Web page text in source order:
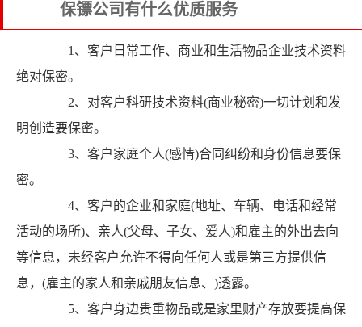
保镖公司有什么优质服务
1、客户日常工作、商业和生活物品企业技术资料
绝对保密。
2、对客户科研技术资料(商业秘密)一切计划和发
明创造要保密。
3、客户家庭个人(感情)合同纠纷和身份信息要保
密。
4、客户的企业和家庭(地址、车辆、电话和经常
活动的场所)、亲人(父母、子女、爱人)和雇主的外出去向
等信息，未经客户允许不得向任何人或是第三方提供信
息，(雇主的家人和亲戚朋友信息、)透露。
5、客户身边贵重物品或是家里财产存放要提高保